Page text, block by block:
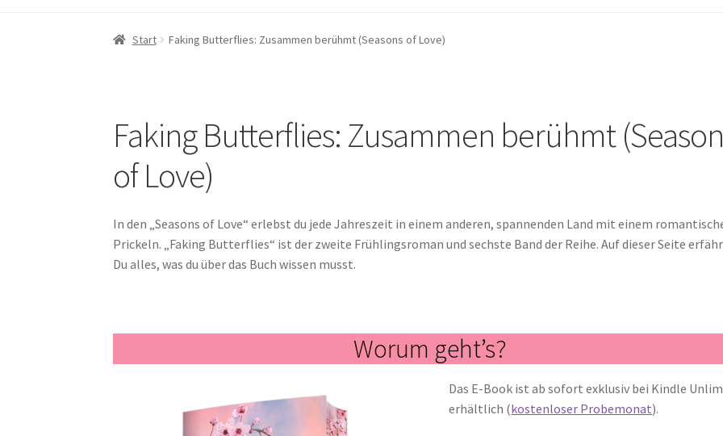
Start Faking Butterflies: Zusammen berühmt (Seasons of Love)
Faking Butterflies: Zusammen berühmt
of Love)
In den „Seasons of Love“ erlebst du jede Jahreszeit in einem anderen, spannenden Land mit einem
Prickeln. „Faking Butterflies“ ist der zweite Frühlingsroman und sechste Band der Reihe. Auf dieser Seite
Du alles, was du über das Buch wissen musst.
Worum geht’s?
Das E-Book ist ab sofort exklusiv bei Kindle
erhältlich (kostenloser Probemonat).